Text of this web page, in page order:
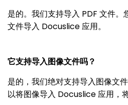
是的。我们支持导入 PDF 文件
文件导入 Docuslice 应用。
它支持导入图像文件吗？
是的，我们绝对支持导入图像文
以将图像导入 Docuslice 应用，